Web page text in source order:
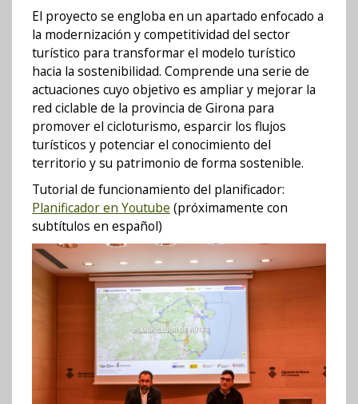
El proyecto se engloba en un apartado enfocado a
la modernización y competitividad del sector
turístico para transformar el modelo turístico
hacia la sostenibilidad. Comprende una serie de
actuaciones cuyo objetivo es ampliar y mejorar la
red ciclable de la provincia de Girona para
promover el cicloturismo, esparcir los flujos
turísticos y potenciar el conocimiento del
territorio y su patrimonio de forma sostenible.
Tutorial de funcionamiento del planificador:
Planificador en Youtube (próximamente con
subtítulos en español)